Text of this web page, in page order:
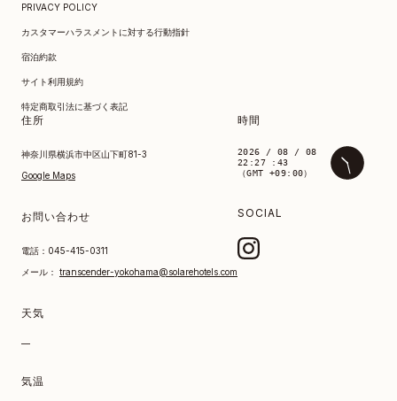
PRIVACY POLICY
カスタマーハラスメントに対する行動指針
宿泊約款
サイト利用規約
特定商取引法に基づく表記
住所
神奈川県横浜市中区山下町81-3
Google Maps
お問い合わせ
電話： 045-415-0311
メール： transcender-yokohama@solarehotels.com
時間
2026 / 08 / 08
22:27 :43
（GMT +09:00）
SOCIAL
天気
—
気温